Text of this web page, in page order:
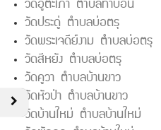
วัดอู่ตะเภา ตำบลท่าบอน
วัดประดู่ ตำบลบ่อตรุ
วัดพระเจดีย์งาม ตำบลบ่อตรุ
วัดสีหยัง ตำบลบ่อตรุ
วัดคูวา ตำบลบ้านขาว
วัดหัวป่า ตำบลบ้านขาว
วัดบ้านใหม่ ตำบลบ้านใหม่